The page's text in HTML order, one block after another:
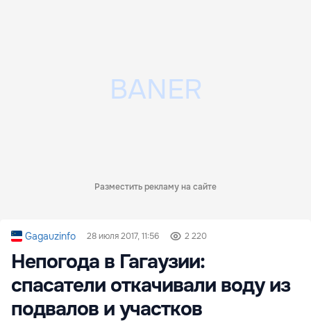
Разместить рекламу на сайте
Gagauzinfo 28 июля 2017, 11:56 2 220
Непогода в Гагаузии:
спасатели откачивали воду из
подвалов и участков